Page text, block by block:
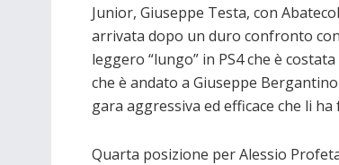
Junior, Giuseppe Testa, con
arrivata dopo un duro confronto
leggero “lungo” in PS4 che è
che è andato a Giuseppe
gara aggressiva ed efficace che li
Quarta posizione per Alessio